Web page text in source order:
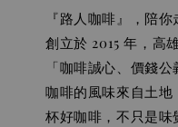
『路人咖啡』，陪
創立於 2015 年，高
「咖啡誠心、價錢公
咖啡的風味來自土
杯好咖啡，不只是